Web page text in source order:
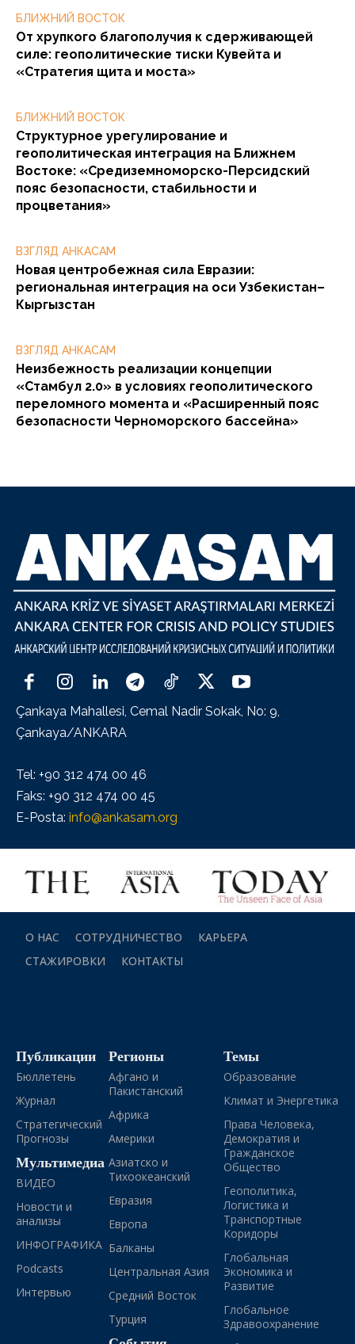
БЛИЖНИЙ ВОСТОК
От хрупкого благополучия к сдерживающей
силе: геополитические тиски Кувейта и
«Стратегия щита и моста»
БЛИЖНИЙ ВОСТОК
Структурное урегулирование и
геополитическая интеграция на Ближнем
Востоке: «Средиземноморско-Персидский
пояс безопасности, стабильности и
процветания»
ВЗГЛЯД АНКАСАМ
Новая центробежная сила Евразии:
региональная интеграция на оси Узбекистан–
Кыргызстан
ВЗГЛЯД АНКАСАМ
Неизбежность реализации концепции
«Стамбул 2.0» в условиях геополитического
переломного момента и «Расширенный пояс
безопасности Черноморского бассейна»
Çankaya Mahallesi, Cemal Nadir Sokak, No: 9,
Çankaya/ANKARA
Tel: +90 312 474 00 46
Faks: +90 312 474 00 45
E-Posta: info@ankasam.org
О НАС СОТРУДНИЧЕСТВО
КАРЬЕРА
СТАЖИРОВКИ
КОНТАКТЫ
Публикации
Бюллетень
Журнал
Стратегический
Прогнозы
Мультимедиа
ВИДЕО
Новости и
анализы
ИНФОГРАФИКА
Podcasts
Интервью
Регионы
Афгано и
Пакистанский
Африка
Америки
Азиатско и
Тихоокеанский
Евразия
Европа
Балканы
Центральная Азия
Средний Восток
Турция
Темы
Образование
Климат и Энергетика
Права Человека,
Демократия и
Гражданское
Общество
Геополитика,
Логистика и
Транспортные
Коридоры
Глобальная
Экономика и
Развитие
Глобальное
Здравоохранение